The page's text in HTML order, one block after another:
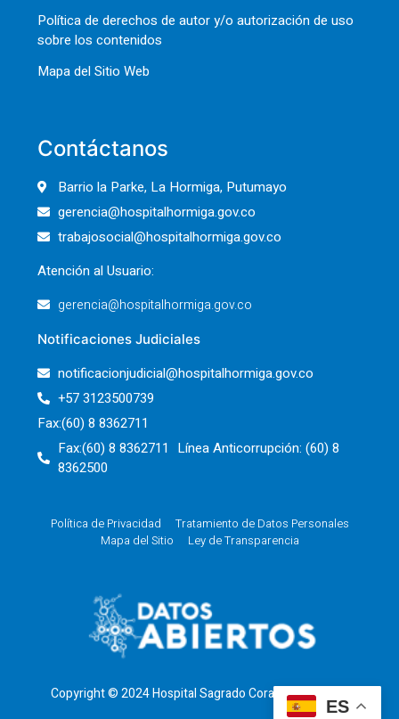
Política de derechos de autor y/o autorización de uso
sobre los contenidos
Mapa del Sitio Web
Contáctanos
Barrio la Parke, La Hormiga, Putumayo
gerencia@hospitalhormiga.gov.co
trabajosocial@hospitalhormiga.gov.co
Atención al Usuario:
gerencia@hospitalhormiga.gov.co
Notificaciones Judiciales
notificacionjudicial@hospitalhormiga.gov.co
+57 3123500739
Fax:(60) 8 8362711
Fax:(60) 8 8362711 Línea Anticorrupción: (60) 8
8362500
Política de Privacidad
Tratamiento de Datos Personales
Mapa del Sitio
Ley de Transparencia
Copyright © 2024 Hospital Sagrado Corazón de Jesus
ES